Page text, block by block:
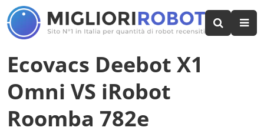
Ecovacs Deebot X1
Omni VS iRobot
Roomba 782e